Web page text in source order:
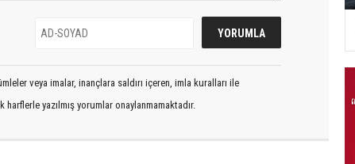
veya imalar, inançlara saldırı içeren, imla kuralları ile
yazılmış yorumlar onaylanmamaktadır.